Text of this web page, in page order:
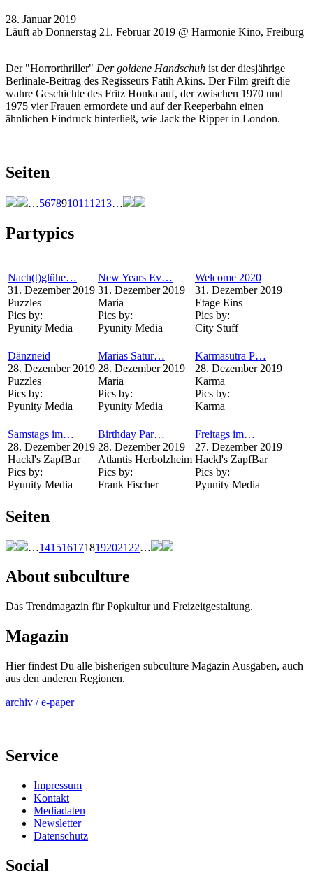
28. Januar 2019
Läuft ab Donnerstag 21. Februar 2019 @ Harmonie Kino, Freiburg
Der "Horrorthriller" Der goldene Handschuh ist der diesjährige
Berlinale-Beitrag des Regisseurs Fatih Akins. Der Film greift die
wahre Geschichte des Fritz Honka auf, der zwischen 1970 und
1975 vier Frauen ermordete und auf der Reeperbahn einen
ähnlichen Eindruck hinterließ, wie Jack the Ripper in London.
Seiten
…567891011 1213…
Partypics
Nach(t)glühe…
31. Dezember 2019
Puzzles
Pics by:
Pyunity Media
New Years Ev…
31. Dezember 2019
Maria
Pics by:
Pyunity Media
Welcome 2020
31. Dezember 2019
Etage Eins
Pics by:
City Stuff
Dänzneid
28. Dezember 2019
Puzzles
Pics by:
Pyunity Media
Marias Satur…
28. Dezember 2019
Maria
Pics by:
Pyunity Media
Karmasutra P…
28. Dezember 2019
Karma
Pics by:
Karma
Samstags im…
28. Dezember 2019
Hackl's ZapfBar
Pics by:
Pyunity Media
Birthday Par…
28. Dezember 2019
Atlantis Herbolzheim
Pics by:
Frank Fischer
Freitags im…
27. Dezember 2019
Hackl's ZapfBar
Pics by:
Pyunity Media
Seiten
…1415161718192021 22…
About subculture
Das Trendmagazin für Popkultur und Freizeitgestaltung.
Magazin
Hier findest Du alle bisherigen subculture Magazin Ausgaben, auch
aus den anderen Regionen.
archiv / e-paper
Service
Impressum
Kontakt
Mediadaten
Newsletter
Datenschutz
Social